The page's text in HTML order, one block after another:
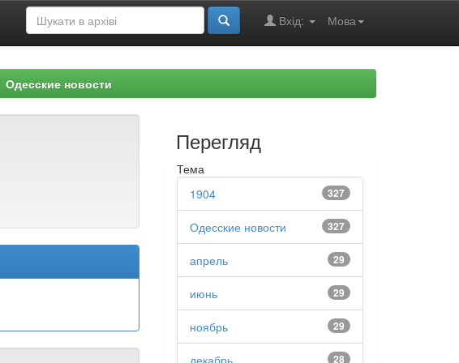
Мова
Вхід:
Одесские новости
Перегляд
Тема
327
1904
327
Одесские новости
29
апрель
29
июнь
29
ноябрь
28
декабрь